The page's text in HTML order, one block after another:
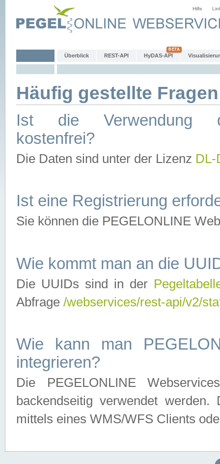
Hilfe
Überblick REST-API HyDAS-API
Häufig gestellte
Ist die Verwendung
kostenfrei?
Die Daten sind unter der Lizenz
Ist eine Registrierung
Sie können die PEGELONLINE
Wie kommt man an die
Die UUIDs sind in der
Abfrage /webservices/rest-api/v2/
Wie kann man
integrieren?
Die PEGELONLINE
backendseitig verwendet
mittels eines WMS/WFS Clients